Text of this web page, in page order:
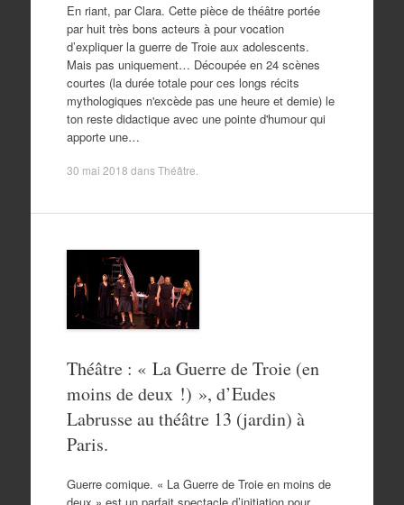
En riant, par Clara. Cette pièce de théâtre portée
par huit très bons acteurs à pour vocation
d’expliquer la guerre de Troie aux adolescents.
Mais pas uniquement… Découpée en 24 scènes
courtes (la durée totale pour ces longs récits
mythologiques n'excède pas une heure et demie) le
ton reste didactique avec une pointe d'humour qui
apporte une…
30 mai 2018 dansThéâtre
Théâtre : « La Guerre de Troie (en
moins de deux !) », d’Eudes
Labrusse au théâtre 13 (jardin) à
Paris.
Guerre comique. « La Guerre de Troie en moins de
deux » est un parfait spectacle d’initiation pour